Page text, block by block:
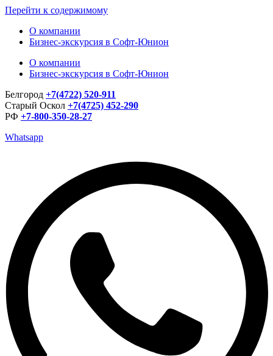
Перейти к содержимому
О компании
Бизнес-экскурсия в Софт-Юнион
О компании
Бизнес-экскурсия в Софт-Юнион
Белгород +7(4722) 520-911
Старый Оскол +7(4725) 452-290
РФ +7-800-350-28-27
Whatsapp